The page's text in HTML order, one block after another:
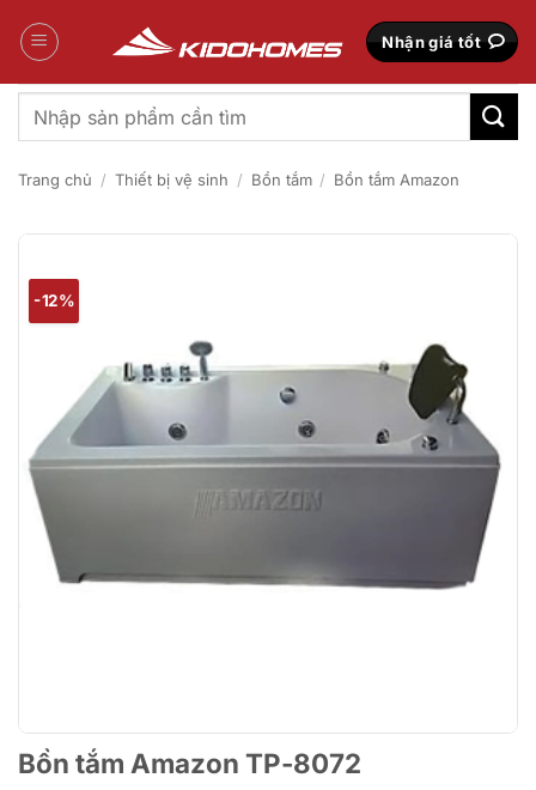
qua
Nhận giá tốt
Tìm
kiếm:
Trang chủ / Thiết bị vệ sinh / Bồn tắm / Bồn tắm Amazon
-12%
Bồn tắm Amazon TP-8072